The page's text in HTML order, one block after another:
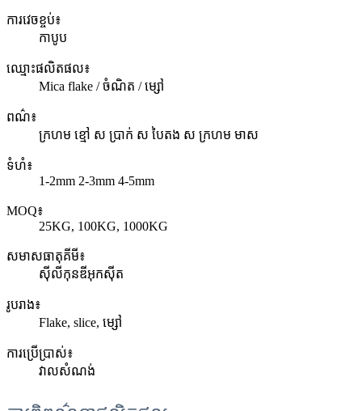
ការវេចខ្ចប់៖
កាបូប
ឈ្មោះផលិតផល៖
Mica flake / ចំណិត / ម្សៅ
ពណ៌៖
ក្រហម ខ្មៅ ស ប្រាក់ ស បៃតង ស ក្រហម មាស
ទំហំ៖
1-2mm 2-3mm 4-5mm
MOQ៖
25KG, 100KG, 1000KG
សមាសធាតុគីមី៖
ស៊ីលីកុនឌីអុកស៊ីត
រូបរាង៖
Flake, slice, ម្សៅ
ការប្រើប្រាស់៖
វាលសំណង់